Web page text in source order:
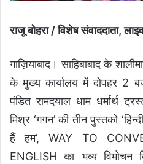
राजूबोहरा / विशेष संवाददाता,
गाज़ियाबाद। साहिबाबाद के
के मुख्य कार्यालय में दोपहर 2
पंडित रामदयाल धाम धर्मार्थ
मिश्र ‘गगन’ की तीन पुस्तको
हैं हम’, WAY TO
ENGLISH का भव्य विमोचन